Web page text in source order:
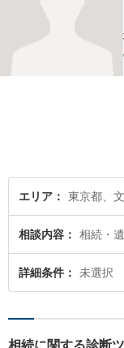
エリア 東京都、
相談内容 相続・
詳細条件 未選択
相続に関する診断